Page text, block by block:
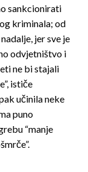
sankcionirati
kriminala; od
jer sve je
odvjetništvo i
ne bi stajali
ističe
učinila neke
puno
“manje